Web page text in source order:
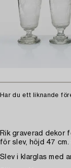
Har du ett liknande
Rik graverad dekor
för slev, höjd 47 cm.
Slev i klarglas med